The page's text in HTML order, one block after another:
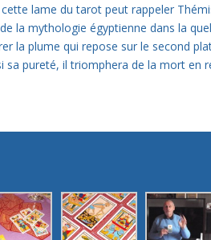
lame du tarot peut rappeler
la mythologie égyptienne dans la
la plume qui repose sur le second
sa pureté, il triomphera de la mort en